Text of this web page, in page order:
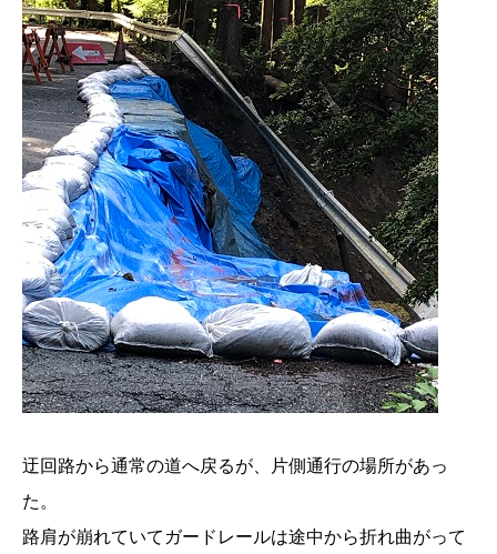
迂回路から通常の道へ戻るが、片側通行の場所があっ
た。
路肩が崩れていてガードレールは途中から折れ曲がって